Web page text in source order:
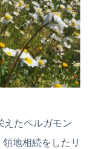
えたペルガモン
地相続をしたリ